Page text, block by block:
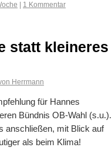
| 1 Kommentar
statt kleineres
Herrmann
für Hannes
Bündnis OB-Wahl (s.u.).
anschließen, mit Blick auf
als beim Klima!